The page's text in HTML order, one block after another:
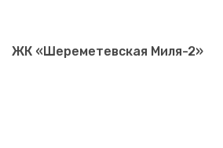
ЖК «Шереметевская Миля-2»